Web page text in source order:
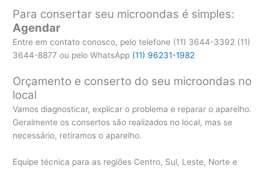
Para consertar seu microondas é simples:
Agendar
Entre em contato conosco, pelo telefone (11) 3644-3392 (11)
3644-8877 ou pelo WhatsApp (11) 96231-1982
Orçamento e conserto do seu microondas no
local
Vamos diagnosticar, explicar o problema e reparar o aparelho.
Geralmente os consertos são realizados no local, mas se
necessário, retiramos o aparelho.
Equipe técnica para as regiões Centro, Sul, Leste, Norte e